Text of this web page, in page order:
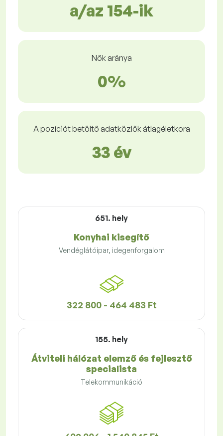
a/az 154-ik
Nők aránya
0%
A pozíciót betöltő adatközlők átlagéletkora
33 év
651. hely
Konyhai kisegítő
Vendéglátóipar, idegenforgalom
322 800 - 464 483 Ft
155. hely
Átviteli hálózat elemző és fejlesztő
specialista
Telekommunikáció